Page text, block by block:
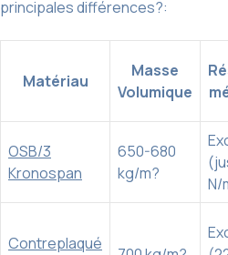
principales différences?:
Matériau
Masse
Volumique
OSB/3
Kronospan
650-680
kg/m?
N/
Contreplaqué